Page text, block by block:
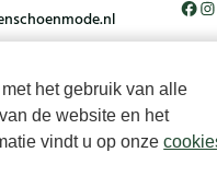
het gebruik van alle
de website en het
vindt u op onze